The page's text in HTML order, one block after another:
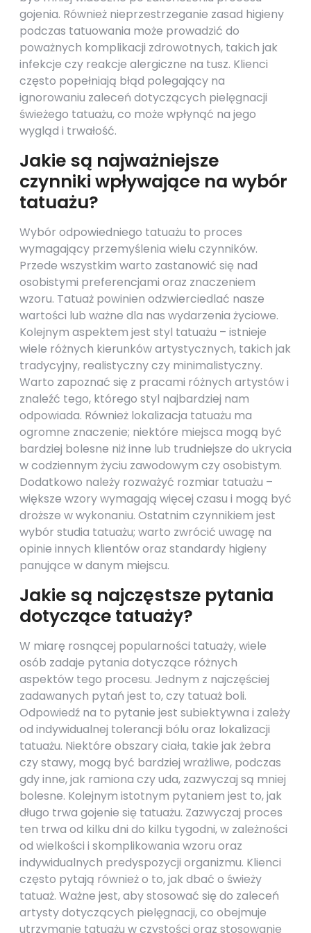
gojenia. Również nieprzestrzeganie zasad higieny
podczas tatuowania może prowadzić do
poważnych komplikacji zdrowotnych, takich jak
infekcje czy reakcje alergiczne na tusz. Klienci
często popełniają błąd polegający na
ignorowaniu zaleceń dotyczących pielęgnacji
świeżego tatuażu, co może wpłynąć na jego
wygląd i trwałość.
Jakie są najważniejsze
czynniki wpływające na wybór
tatuażu?
Wybór odpowiedniego tatuażu to proces
wymagający przemyślenia wielu czynników.
Przede wszystkim warto zastanowić się nad
osobistymi preferencjami oraz znaczeniem
wzoru. Tatuaż powinien odzwierciedlać nasze
wartości lub ważne dla nas wydarzenia życiowe.
Kolejnym aspektem jest styl tatuażu – istnieje
wiele różnych kierunków artystycznych, takich jak
tradycyjny, realistyczny czy minimalistyczny.
Warto zapoznać się z pracami różnych artystów i
znaleźć tego, którego styl najbardziej nam
odpowiada. Również lokalizacja tatuażu ma
ogromne znaczenie; niektóre miejsca mogą być
bardziej bolesne niż inne lub trudniejsze do ukrycia
w codziennym życiu zawodowym czy osobistym.
Dodatkowo należy rozważyć rozmiar tatuażu –
większe wzory wymagają więcej czasu i mogą być
droższe w wykonaniu. Ostatnim czynnikiem jest
wybór studia tatuażu; warto zwrócić uwagę na
opinie innych klientów oraz standardy higieny
panujące w danym miejscu.
Jakie są najczęstsze pytania
dotyczące tatuaży?
W miarę rosnącej popularności tatuaży, wiele
osób zadaje pytania dotyczące różnych
aspektów tego procesu. Jednym z najczęściej
zadawanych pytań jest to, czy tatuaż boli.
Odpowiedź na to pytanie jest subiektywna i zależy
od indywidualnej tolerancji bólu oraz lokalizacji
tatuażu. Niektóre obszary ciała, takie jak żebra
czy stawy, mogą być bardziej wrażliwe, podczas
gdy inne, jak ramiona czy uda, zazwyczaj są mniej
bolesne. Kolejnym istotnym pytaniem jest to, jak
długo trwa gojenie się tatuażu. Zazwyczaj proces
ten trwa od kilku dni do kilku tygodni, w zależności
od wielkości i skomplikowania wzoru oraz
indywidualnych predyspozycji organizmu. Klienci
często pytają również o to, jak dbać o świeży
tatuaż. Ważne jest, aby stosować się do zaleceń
artysty dotyczących pielęgnacji, co obejmuje
utrzymanie tatuażu w czystości oraz stosowanie